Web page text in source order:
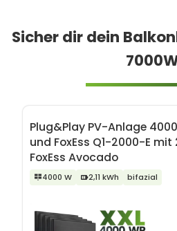
Sicher dir dein
Plug&Play PV-Anlage
und FoxEss Q1-2000-E mit
FoxEss Avocado
4000 W 2,11 kWh bifazial